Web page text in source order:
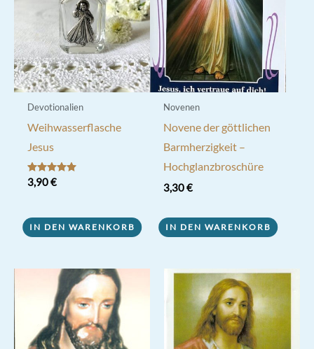
Devotionalien
Weihwasserflasche
Jesus
Bewertet mit
5.00
3,90€
IN DEN WARENKORB
Novenen
Novene der göttlichen
Barmherzigkeit –
Hochglanzbroschüre
3,30€
IN DEN WARENKORB